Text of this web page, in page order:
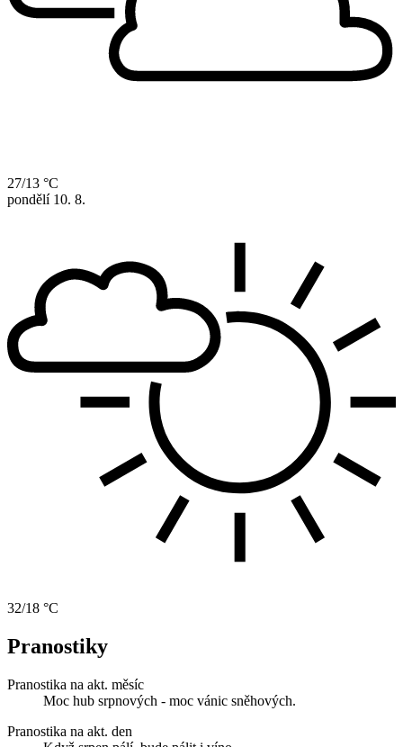
27/13 °C
pondělí 10. 8.
32/18 °C
Pranostiky
Pranostika na akt. měsíc
Moc hub srpnových - moc vánic sněhových.
Pranostika na akt. den